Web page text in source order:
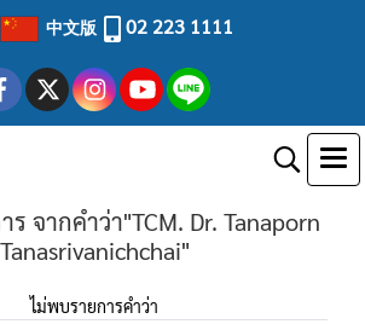
中文版 02 223 1111
จากคำว่า"TCM. Dr. Tanaporn
Tanasrivanichchai"
ไม่พบรายการคำว่า